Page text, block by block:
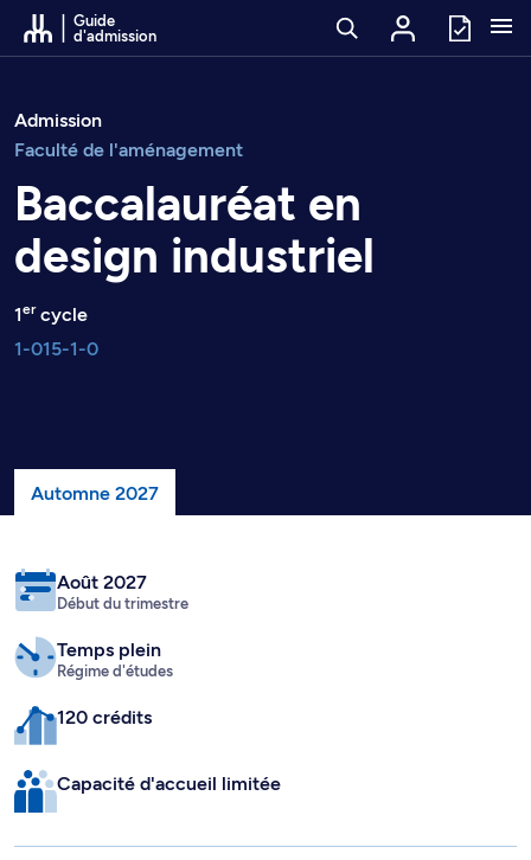
Passer au contenu
Guide
d'admission
Admission
Faculté de l'aménagement
Baccalauréat en
design industriel
1ercycle
1-015-1-0
Automne 2027
Août 2027
Début du trimestre
Temps plein
Régime d'études
120 crédits
Capacité d'accueil limitée